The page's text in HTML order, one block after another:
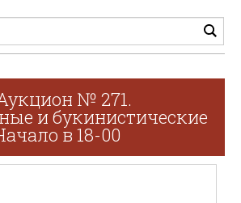
№ 271.
и букинистические
в 18-00